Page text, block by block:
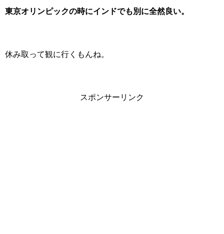
東京オリンピックの時にインドでも別に全然良い。
休み取って観に行くもんね。
スポンサーリンク